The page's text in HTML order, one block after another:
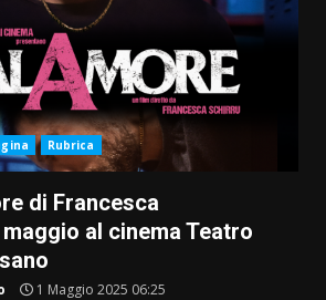
Rubrica
di Francesca
al cinema Teatro
1 Maggio 2025 06:25